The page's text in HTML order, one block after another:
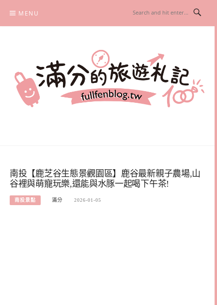
content
MENU
南投【鹿芝谷生態景觀園區】鹿谷最新親子農場,山
谷裡與萌寵玩樂,還能與水豚一起喝下午茶!
南投景點 滿分 2026-01-05